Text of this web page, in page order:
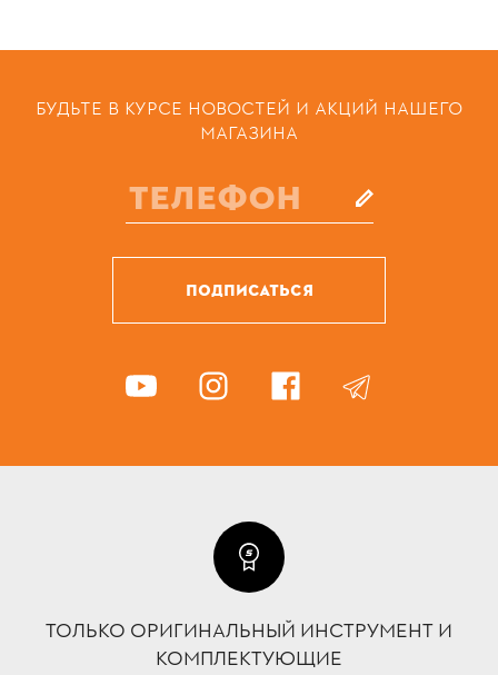
БУДЬТЕ В КУРСЕ НОВОСТЕЙ И АКЦИЙ НАШЕГО
МАГАЗИНА
ПОДПИСАТЬСЯ
ТОЛЬКО ОРИГИНАЛЬНЫЙ ИНСТРУМЕНТ И
КОМПЛЕКТУЮЩИЕ